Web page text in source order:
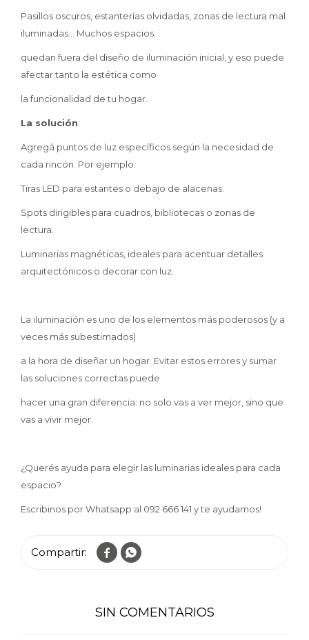
Pasillos oscuros, estanterías olvidadas, zonas de lectura mal
iluminadas… Muchos espacios
quedan fuera del diseño de iluminación inicial, y eso puede
afectar tanto la estética como
la funcionalidad de tu hogar.
La solución:
Agregá puntos de luz específicos según la necesidad de
cada rincón. Por ejemplo:
Tiras LED para estantes o debajo de alacenas.
Spots dirigibles para cuadros, bibliotecas o zonas de
lectura.
Luminarias magnéticas, ideales para acentuar detalles
arquitectónicos o decorar con luz.
La iluminación es uno de los elementos más poderosos (y a
veces más subestimados)
a la hora de diseñar un hogar. Evitar estos errores y sumar
las soluciones correctas puede
hacer una gran diferencia: no solo vas a ver mejor, sino que
vas a vivir mejor.
¿Querés ayuda para elegir las luminarias ideales para cada
espacio?
Escribinos por Whatsapp al 092 666 141 y te ayudamos!
 
SIN COMENTARIOS